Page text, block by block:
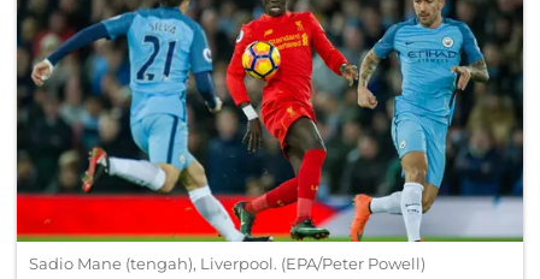
Sadio Mane (tengah), Liverpool. (EPA/Peter Powell)